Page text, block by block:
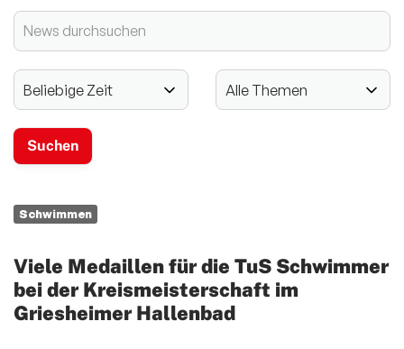
Schwimmen
Viele Medaillen für die TuS Schwimmer
bei der Kreismeisterschaft im
Griesheimer Hallenbad
2024 - 125-jähriges Jubiläum
Vereinssport
Mitglieder-Service